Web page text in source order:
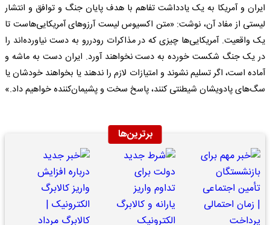
ایران و آمریکا به یک یادداشت تفاهم با هدف پایان جنگ و توافق و انتشار
لیستی از مفاد آن، نوشت: «‌متن اکسیوس لیست آرزوهای آمریکایی‌هاست تا
یک واقعیت. ‌آمریکایی‌ها چیزی که در مذاکرات رودررو به دست نیاورده‌اند را
در یک جنگ شکست خورده به دست نخواهند آورد. ‌ایران دست به ماشه و
آماده است، اگر تسلیم نشوند و امتیازات لازم را ندهند یا بخواهند خودشان یا
سگ‌های پادویشان شیطنتی کنند، پاسخ سخت و پشیمان‌کننده خواهیم داد.»
برترین‌ها